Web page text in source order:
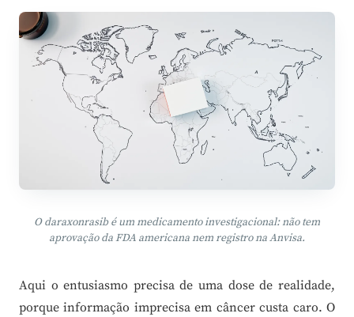
O daraxonrasib é um medicamento investigacional: não tem
aprovação da FDA americana nem registro na Anvisa.
Aqui o entusiasmo precisa de uma dose de realidade,
porque informação imprecisa em câncer custa caro. O